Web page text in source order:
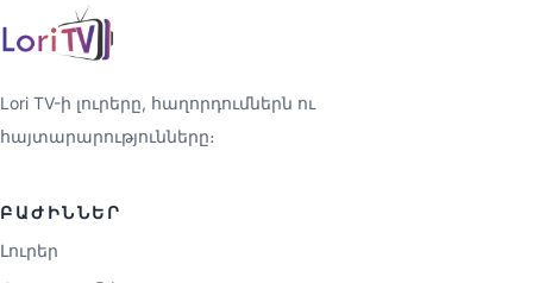
Lori TV-ի լուրերը, հաղորդումներն ու
հայտարարությունները։
ԲԱԺԻՆՆԵՐ
Լուրեր